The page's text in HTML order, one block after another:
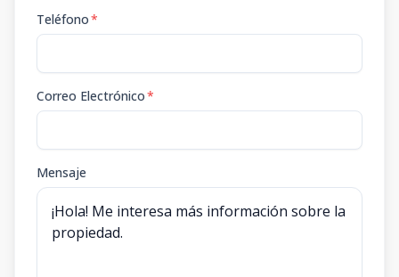
Teléfono*
Correo Electrónico*
Mensaje